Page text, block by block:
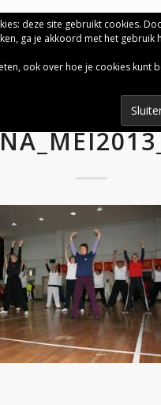
deze site gebruikt cookies.
ga je akkoord met het gebruik
ook over hoe je cookies kunt